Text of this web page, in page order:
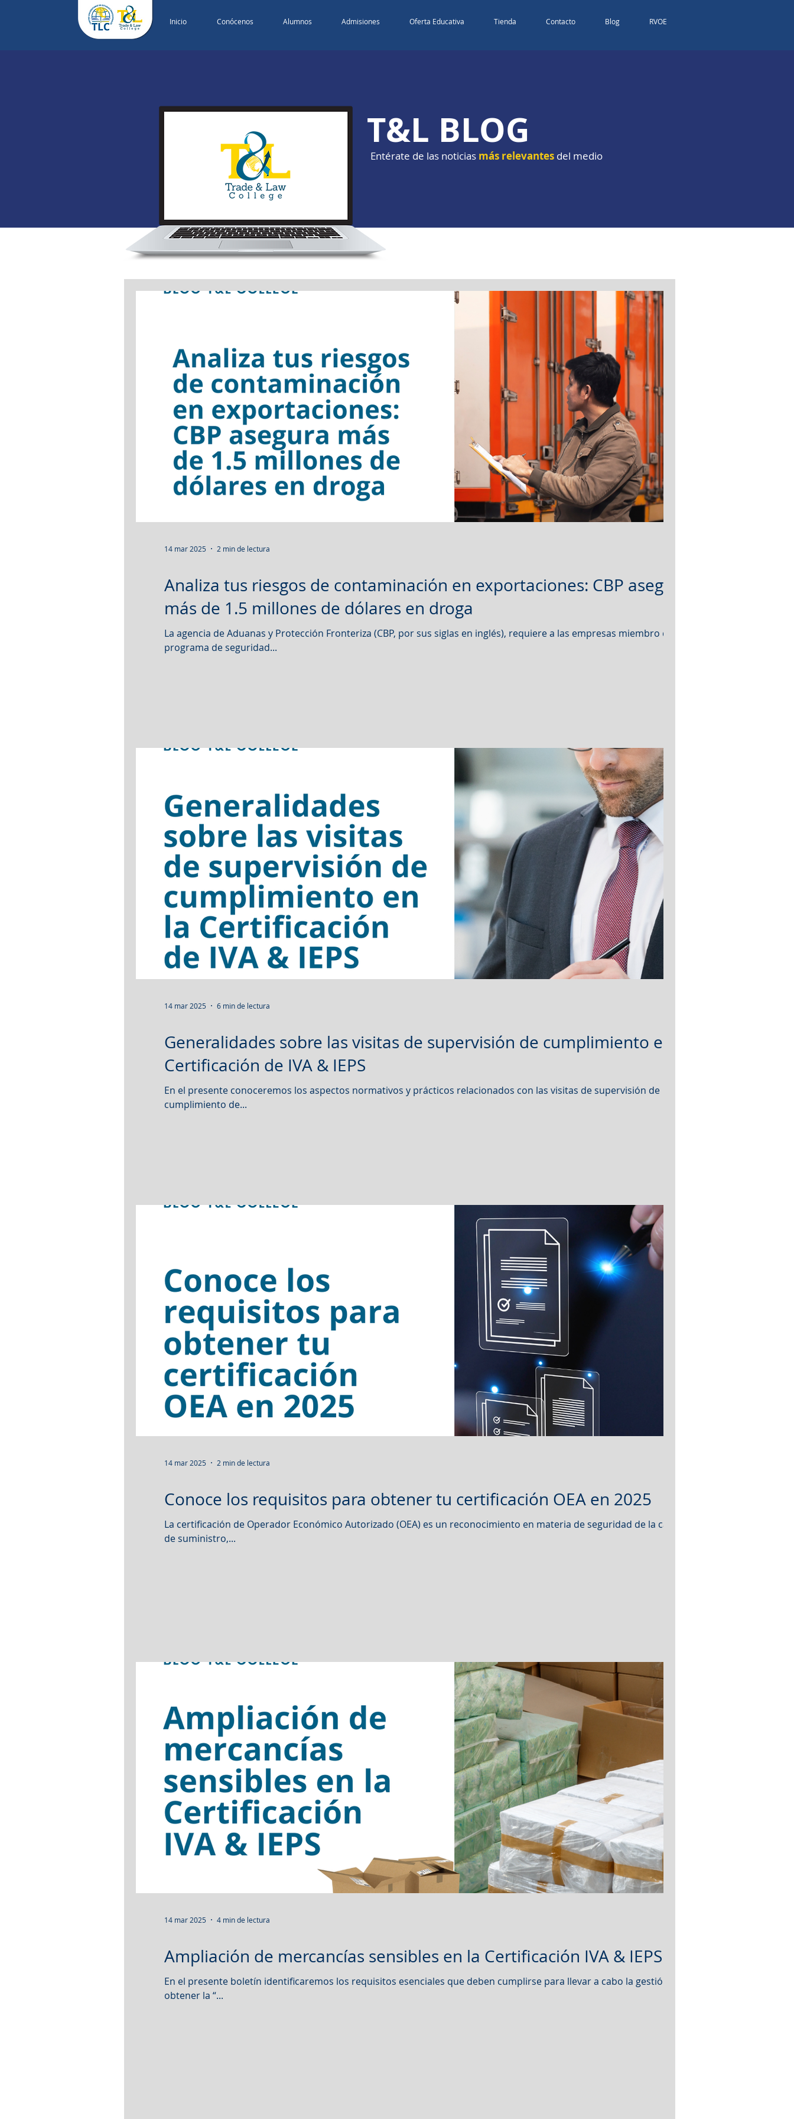
Inicio Conócenos Alumnos Admisiones Oferta Educativa Tienda Contacto Blog RVOE
T&L BLOG
Entérate de las noticias más relevantes del medio
Analiza tus riesgos de contaminación en exportaciones: CBP asegura
más de 1.5 millones de dólares en droga
La agencia de Aduanas y Protección Fronteriza (CBP, por sus siglas en inglés), requiere a las empresas miembro del
programa de seguridad...
14 mar 2025 2 min de lectura
Generalidades sobre las visitas de supervisión de cumplimiento en la
Certificación de IVA & IEPS
En el presente conoceremos los aspectos normativos y prácticos relacionados con las visitas de supervisión de
cumplimiento de...
14 mar 2025 6 min de lectura
Conoce los requisitos para obtener tu certificación OEA en 2025
La certificación de Operador Económico Autorizado (OEA) es un reconocimiento en materia de seguridad de la cadena
de suministro,...
14 mar 2025 2 min de lectura
Ampliación de mercancías sensibles en la Certificación IVA & IEPS
En el presente boletín identificaremos los requisitos esenciales que deben cumplirse para llevar a cabo la gestión para
obtener la “...
14 mar 2025 4 min de lectura